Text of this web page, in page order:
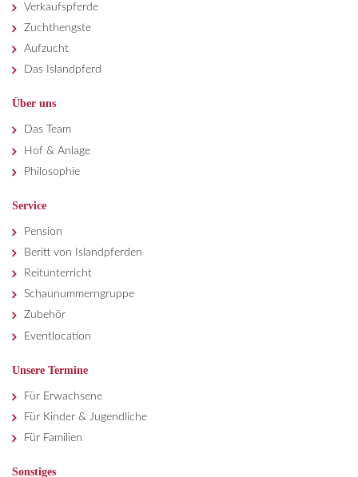
Verkaufspferde
Zuchthengste
Aufzucht
Das Islandpferd
Über uns
Das Team
Hof & Anlage
Philosophie
Service
Pension
Beritt von Islandpferden
Reitunterricht
Schaunummerngruppe
Zubehör
Eventlocation
Unsere Termine
Für Erwachsene
Für Kinder & Jugendliche
Für Familien
Sonstiges